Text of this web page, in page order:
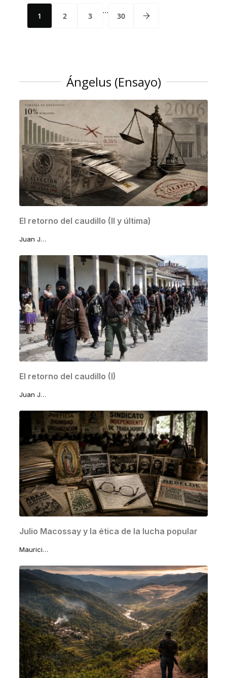
1 2 3 … 30
Ángelus (Ensayo)
El retorno del caudillo (II y última)
Juan José Lomelí Sánchez
El retorno del caudillo (I)
Juan José Lomelí Sánchez
Julio Macossay y la ética de la lucha popular
Mauricio Macossay Vallado